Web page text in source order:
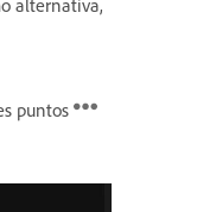
puntos